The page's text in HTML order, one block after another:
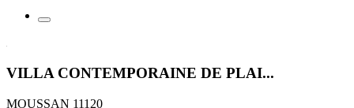
VILLA CONTEMPORAINE DE PLAI...
MOUSSAN 11120